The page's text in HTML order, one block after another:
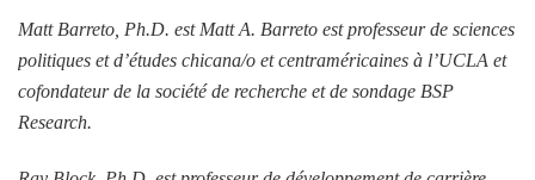
Matt Barreto, Ph.D. est Matt A. Barreto est professeur de sciences
politiques et d’études chicana/o et centraméricaines à l’UCLA et
cofondateur de la société de recherche et de sondage BSP
Research.